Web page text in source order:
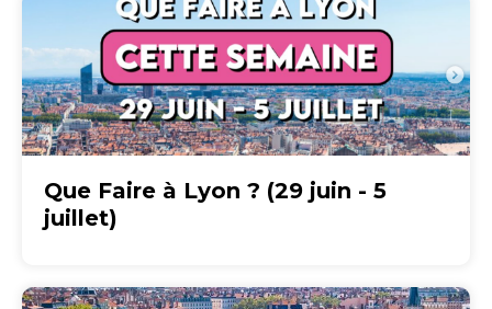
Que Faire à Lyon ? (29 juin - 5
juillet)